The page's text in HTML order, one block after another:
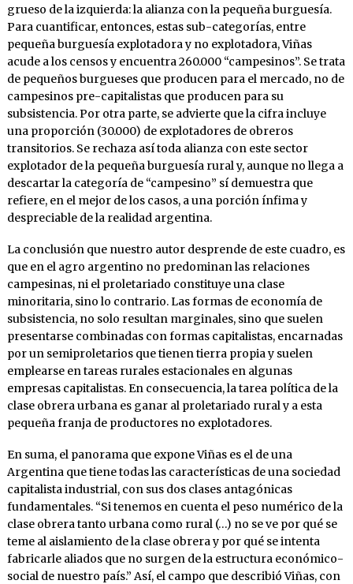
grueso de la izquierda: la alianza con la pequeña burguesía.
Para cuantificar, entonces, estas sub-categorías, entre
pequeña burguesía explotadora y no explotadora, Viñas
acude a los censos y encuentra 260.000 “campesinos”. Se trata
de pequeños burgueses que producen para el mercado, no de
campesinos pre-capitalistas que producen para su
subsistencia. Por otra parte, se advierte que la cifra incluye
una proporción (30.000) de explotadores de obreros
transitorios. Se rechaza así toda alianza con este sector
explotador de la pequeña burguesía rural y, aunque no llega a
descartar la categoría de “campesino” sí demuestra que
refiere, en el mejor de los casos, a una porción ínfima y
despreciable de la realidad argentina.
La conclusión que nuestro autor desprende de este cuadro, es
que en el agro argentino no predominan las relaciones
campesinas, ni el proletariado constituye una clase
minoritaria, sino lo contrario. Las formas de economía de
subsistencia, no solo resultan marginales, sino que suelen
presentarse combinadas con formas capitalistas, encarnadas
por un semiproletarios que tienen tierra propia y suelen
emplearse en tareas rurales estacionales en algunas
empresas capitalistas. En consecuencia, la tarea política de la
clase obrera urbana es ganar al proletariado rural y a esta
pequeña franja de productores no explotadores.
En suma, el panorama que expone Viñas es el de una
Argentina que tiene todas las características de una sociedad
capitalista industrial, con sus dos clases antagónicas
fundamentales. “Si tenemos en cuenta el peso numérico de la
clase obrera tanto urbana como rural (…) no se ve por qué se
teme al aislamiento de la clase obrera y por qué se intenta
fabricarle aliados que no surgen de la estructura económico-
social de nuestro país.” Así, el campo que describió Viñas, con